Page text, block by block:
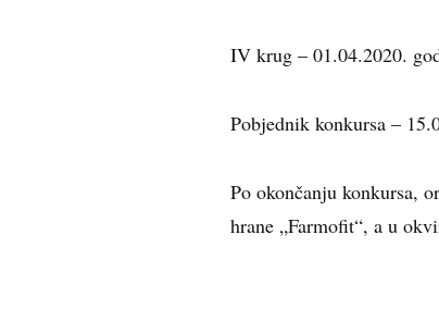
IV krug – 01.04.2020.
Pobjednik konkursa –
Po okončanju konkursa,
hrane „Farmofit“, a u